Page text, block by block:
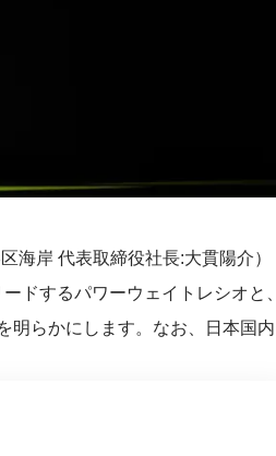
海岸 代表取締役社長:大貫陽介）
ドするパワーウェイトレシオと、
明らかにします。なお、日本国内